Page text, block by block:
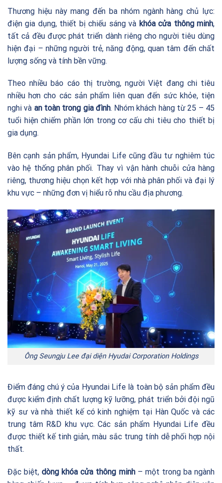
Thương hiệu này mang đến ba nhóm ngành hàng chủ lực:
điện gia dụng, thiết bị chiếu sáng và khóa cửa thông minh,
tất cả đều được phát triển dành riêng cho người tiêu dùng
hiện đại – những người trẻ, năng động, quan tâm đến chất
lượng sống và tính bền vững.
Theo nhiều báo cáo thị trường, người Việt đang chi tiêu
nhiều hơn cho các sản phẩm liên quan đến sức khỏe, tiện
nghi và an toàn trong gia đình. Nhóm khách hàng từ 25 – 45
tuổi hiện chiếm phần lớn trong cơ cấu chi tiêu cho thiết bị
gia dụng.
Bên cạnh sản phẩm, Hyundai Life cũng đầu tư nghiêm túc
vào hệ thống phân phối. Thay vì vận hành chuỗi cửa hàng
riêng, thương hiệu chọn kết hợp với nhà phân phối và đại lý
khu vực – những đơn vị hiểu rõ nhu cầu địa phương.
Ông Seungju Lee đại diện Hyudai Corporation Holdings
Điểm đáng chú ý của Hyundai Life là toàn bộ sản phẩm đều
được kiểm định chất lượng kỹ lưỡng, phát triển bởi đội ngũ
kỹ sư và nhà thiết kế có kinh nghiệm tại Hàn Quốc và các
trung tâm R&D khu vực. Các sản phẩm Hyundai Life đều
được thiết kế tinh giản, màu sắc trung tính dễ phối hợp nội
thất.
Đặc biệt,dòng khóa cửa thông minh– một trong ba ngành